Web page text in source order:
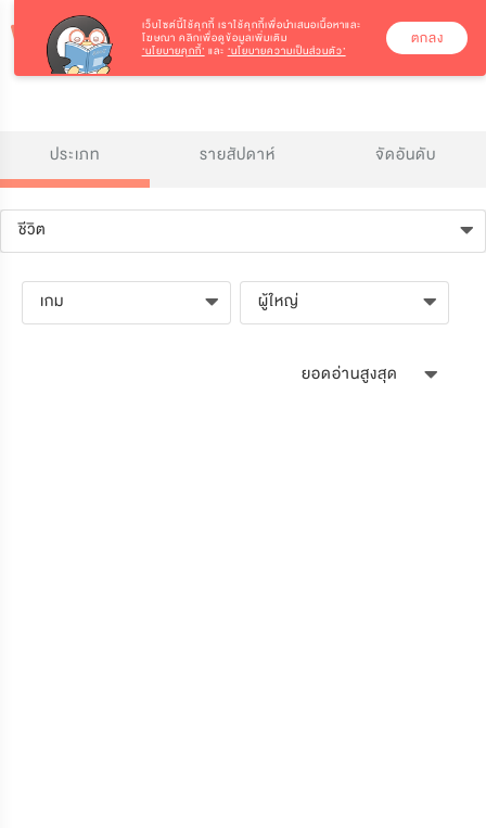
ประเภท รายสัปดาห์ จัดอันดับ
ชีวิต
เกม ผู้ใหญ่
ยอดอ่านสูงสุด
เว็บไซต์นี้ใช้คุกกี้ เราใช้คุกกี้เพื่อนำเสนอเนื้อหาและ
โฆษณา คลิกเพื่อดูข้อมูลเพิ่มเติม
‘นโยบายคุกกี้’ และ ‘นโยบายความเป็นส่วนตัว’
ตกลง